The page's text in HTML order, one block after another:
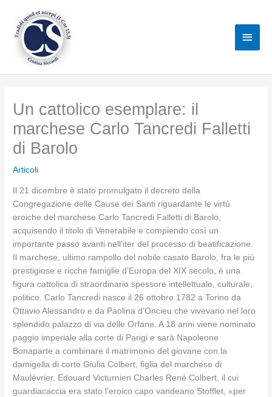
contenuto
Un cattolico esemplare: il
marchese Carlo Tancredi Falletti
di Barolo
Articoli
Il 21 dicembre è stato promulgato il decreto della
Congregazione delle Cause dei Santi riguardante le virtù
eroiche del marchese Carlo Tancredi Falletti di Barolo,
acquisendo il titolo di Venerabile e compiendo così un
importante passo avanti nell’iter del processo di beatificazione.
Il marchese, ultimo rampollo del nobile casato Barolo, fra le più
prestigiose e ricche famiglie d’Europa del XIX secolo, è una
figura cattolica di straordinario spessore intellettuale, culturale,
politico. Carlo Tancredi nasce il 26 ottobre 1782 a Torino da
Ottavio Alessandro e da Paolina d’Oncieu che vivevano nel loro
splendido palazzo di via delle Orfane. A 18 anni viene nominato
paggio imperiale alla corte di Parigi e sarà Napoleone
Bonaparte a combinare il matrimonio del giovane con la
damigella di corte Giulia Colbert, figlia del marchese di
Maulévrier, Edouard Victurnien Charles René Colbert, il cui
guardiacaccia era stato l’eroico capo vandeano Stofflet, «per